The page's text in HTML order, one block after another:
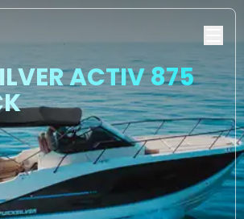
ACTIV 875